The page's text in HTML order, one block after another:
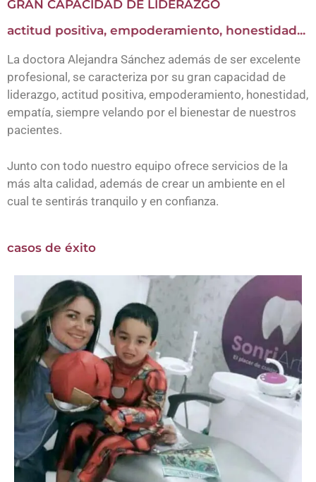
GRAN CAPACIDAD DE LIDERAZGO
actitud positiva, empoderamiento, honestidad...
La doctora Alejandra Sánchez además de ser excelente
profesional, se caracteriza por su gran capacidad de
liderazgo, actitud positiva, empoderamiento, honestidad,
empatía, siempre velando por el bienestar de nuestros
pacientes.
Junto con todo nuestro equipo ofrece servicios de la
más alta calidad, además de crear un ambiente en el
cual te sentirás tranquilo y en confianza.
casos de éxito